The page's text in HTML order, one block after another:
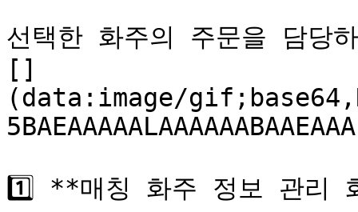
선택한 화주의 주문을 담
[]
(data:image/
1️⃣ **매칭 화주 정보 관리